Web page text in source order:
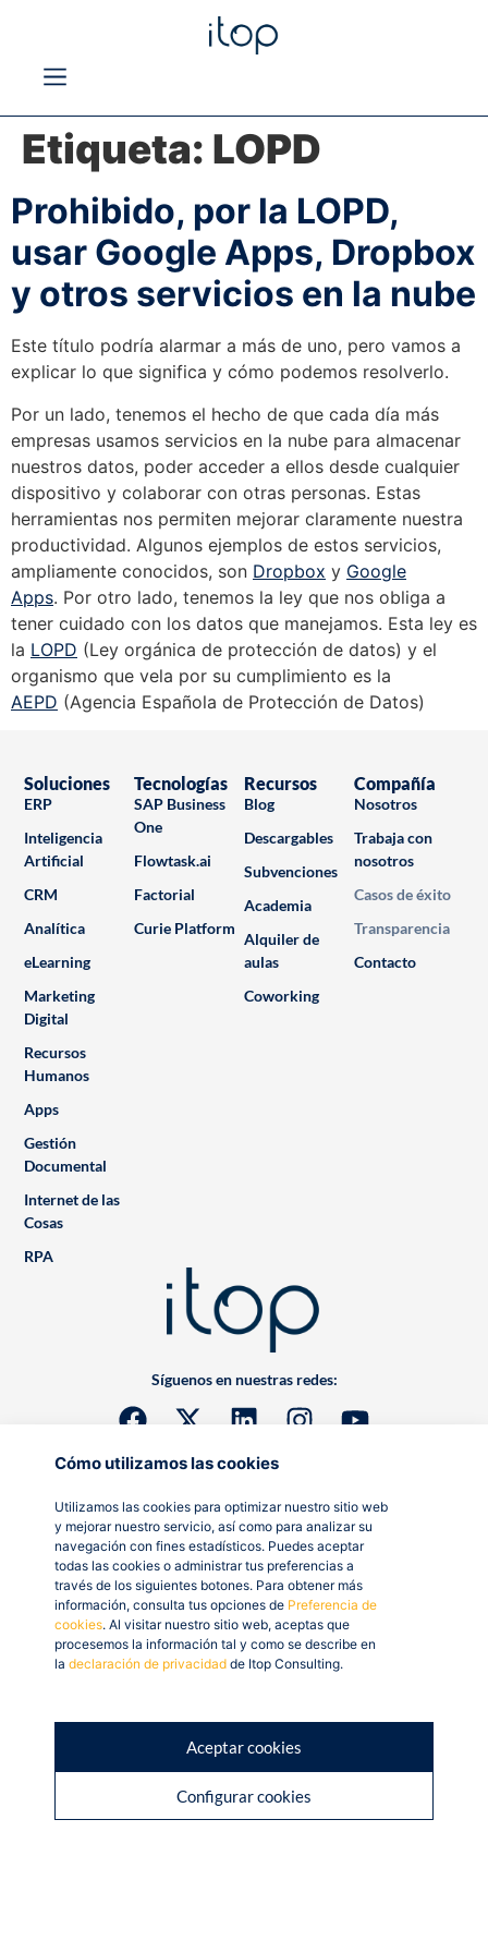
Cómo utilizamos las cookies
Utilizamos las cookies para optimizar nuestro sitio web
y mejorar nuestro servicio, así como para analizar su
navegación con fines estadísticos. Puedes aceptar
todas las cookies o administrar tus preferencias a
través de los siguientes botones. Para obtener más
información, consulta tus opciones de Preferencia de
cookies. Al visitar nuestro sitio web, aceptas que
procesemos la información tal y como se describe en
la declaración de privacidad de Itop Consulting.
Aceptar cookies
Configurar cookies
Etiqueta: LOPD
Prohibido, por la LOPD,
usar Google Apps, Dropbox
y otros servicios en la nube
Este título podría alarmar a más de uno, pero vamos a
explicar lo que significa y cómo podemos resolverlo.
Por un lado, tenemos el hecho de que cada día más
empresas usamos servicios en la nube para almacenar
nuestros datos, poder acceder a ellos desde cualquier
dispositivo y colaborar con otras personas. Estas
herramientas nos permiten mejorar claramente nuestra
productividad. Algunos ejemplos de estos servicios,
ampliamente conocidos, son Dropbox y Google
Apps. Por otro lado, tenemos la ley que nos obliga a
tener cuidado con los datos que manejamos. Esta ley es
la LOPD (Ley orgánica de protección de datos) y el
organismo que vela por su cumplimiento es la
AEPD (Agencia Española de Protección de Datos)
Síguenos en nuestras redes:
Soluciones
ERP
Inteligencia
Artificial
CRM
Analítica
eLearning
Marketing
Digital
Recursos
Humanos
Apps
Gestión
Documental
Internet de las
Cosas
RPA
Tecnologías
SAP Business
One
Flowtask.ai
Factorial
Curie Platform
Recursos
Blog
Descargables
Subvenciones
Academia
Alquiler de
aulas
Coworking
Compañía
Nosotros
Trabaja con
nosotros
Casos de éxito
Transparencia
Contacto